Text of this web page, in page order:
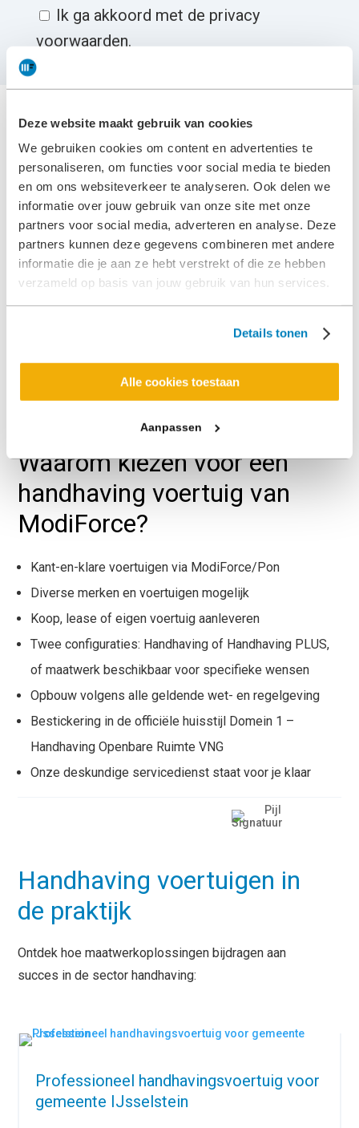
Deze website maakt gebruik van cookies
We gebruiken cookies om content en advertenties te
personaliseren, om functies voor social media te bieden
en om ons websiteverkeer te analyseren. Ook delen we
informatie over jouw gebruik van onze site met onze
partners voor social media, adverteren en analyse. Deze
partners kunnen deze gegevens combineren met andere
informatie die je aan ze hebt verstrekt of die ze hebben
verzameld op basis van jouw gebruik van hun services.
Details tonen
Alle cookies toestaan
Aanpassen
Ik ga akkoord met de privacy
voorwaarden.
Deze gemeenten gingen je
voor:
Waarom kiezen voor een
handhaving voertuig van
ModiForce?
Kant-en-klare voertuigen via ModiForce/Pon
Diverse merken en voertuigen mogelijk
Koop, lease of eigen voertuig aanleveren
Twee configuraties: Handhaving of Handhaving PLUS,
of maatwerk beschikbaar voor specifieke wensen
Opbouw volgens alle geldende wet- en regelgeving
Bestickering in de officiële huisstijl Domein 1 –
Handhaving Openbare Ruimte VNG
Onze deskundige servicedienst staat voor je klaar
Handhaving voertuigen in
de praktijk
Ontdek hoe maatwerkoplossingen bijdragen aan
succes in de sector handhaving:
Professioneel handhavingsvoertuig voor
gemeente IJsselstein